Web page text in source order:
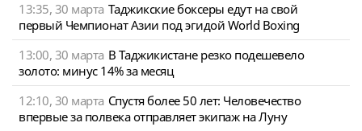
13:35, 30 марта Таджикские боксеры едут на свой
первый Чемпионат Азии под эгидой World Boxing
13:00, 30 марта В Таджикистане резко подешевело
золото: минус 14% за месяц
12:10, 30 марта Спустя более 50 лет: Человечество
впервые за полвека отправляет экипаж на Луну